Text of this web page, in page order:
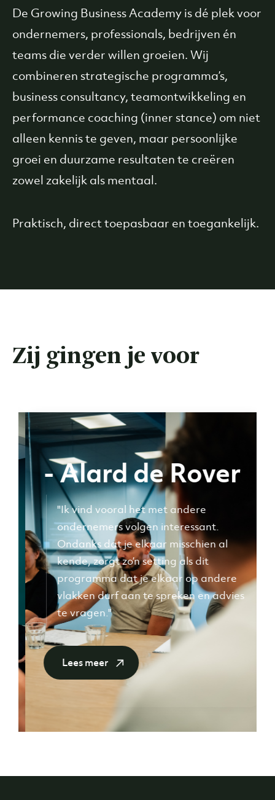
De Growing Business Academy is dé plek voor
ondernemers, professionals, bedrijven én
teams die verder willen groeien. Wij
combineren strategische programma’s,
business consultancy, teamontwikkeling en
performance coaching (inner stance) om niet
alleen kennis te geven, maar persoonlijke
groei en duurzame resultaten te creëren
zowel zakelijk als mentaal.
Praktisch, direct toepasbaar en toegankelijk.
Zij gingen je voor
- Alard de Rover
"Ik vind vooral het met andere
ondernemers volgen interessant.
Ondanks dat je elkaar misschien al
kende, zorgt zo’n setting als dit
programma dat je elkaar op andere
vlakken durf aan te spreken en advies
te vragen."
Lees meer